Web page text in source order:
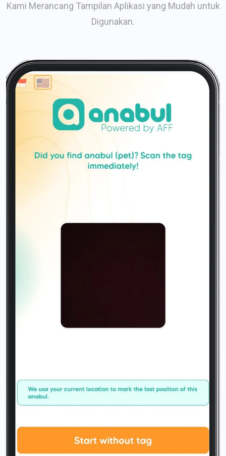
Kami Merancang Tampilan Aplikasi yang Mudah untuk
Digunakan.